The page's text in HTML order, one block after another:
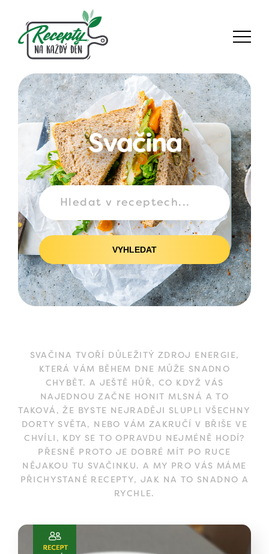
Svačina
VYHLEDAT
SVAČINA TVOŘÍ DŮLEŽITÝ ZDROJ ENERGIE,
KTERÁ VÁM BĚHEM DNE MŮŽE SNADNO
CHYBĚT. A JEŠTĚ HŮŘ, CO KDYŽ VÁS
NAJEDNOU ZAČNE HONIT MLSNÁ A TO
TAKOVÁ, ŽE BYSTE NEJRADĚJI SLUPLI VŠECHNY
DORTY SVĚTA, NEBO VÁM ZAKRUČÍ V BŘIŠE VE
CHVÍLI, KDY SE TO OPRAVDU NEJMÉNĚ HODÍ?
PŘESNĚ PROTO JE DOBRÉ MÍT PO RUCE
NĚJAKOU TU SVAČINKU. A MY PRO VÁS MÁME
PŘICHYSTANÉ RECEPTY, JAK NA TO SNADNO A
RYCHLE.